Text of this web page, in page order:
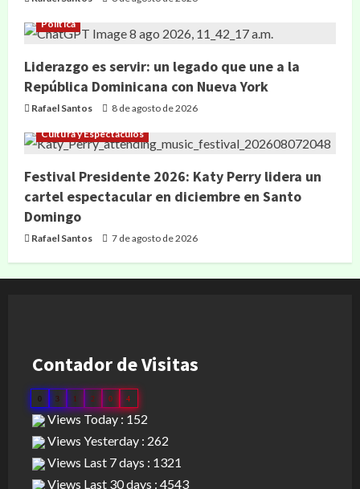
Política
Liderazgo es servir: un legado que une a la
República Dominicana con Nueva York
Rafael Santos 8 de agosto de 2026
Cultura y Espectáculos
Festival Presidente 2026: Katy Perry lidera un
cartel espectacular en diciembre en Santo
Domingo
Rafael Santos 7 de agosto de 2026
Contador de Visitas
0 3 1 2 0 4
Views Today : 152
Views Yesterday : 262
Views Last 7 days : 1321
Views Last 30 days : 4543